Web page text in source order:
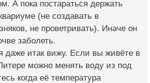
А пока постараться держать
(не создавать в
не проветривать). Иначе он
заболеть.
даже итак вижу. Если вы живёте в
можно менять воду из под
когда её температура